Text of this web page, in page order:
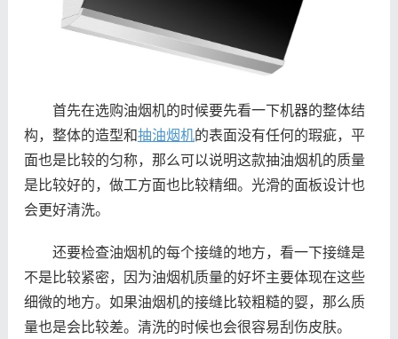
首先在选购油烟机的时候要先看一下机器的整体结
构，整体的造型和抽油烟机的表面没有任何的瑕疵，平
面也是比较的匀称，那么可以说明这款抽油烟机的质量
是比较好的，做工方面也比较精细。光滑的面板设计也
会更好清洗。
还要检查油烟机的每个接缝的地方，看一下接缝是
不是比较紧密，因为油烟机质量的好坏主要体现在这些
细微的地方。如果油烟机的接缝比较粗糙的娿，那么质
量也是会比较差。清洗的时候也会很容易刮伤皮肤。